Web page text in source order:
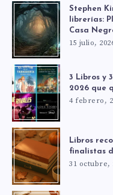
Stephen
librerías:
Casa
15 julio,
3 Libros y
2026 que
4 febrero,
Libros
finalistas
31 octubre,